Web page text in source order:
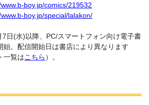
boy.jp/comics/219532
boy.jp/special/lalakon/
日(水)以降、PC/スマートフォン向け電子書
始。配信開始日は書店により異なります
一覧はこちら ）。